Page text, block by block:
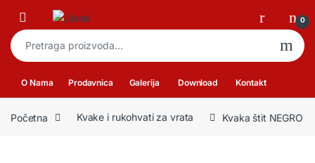
Skip to navigation
Skip to content
Open 0
Pretraga za:
O Nama Prodavnica Galerija Download Kontakt
Početna Kvake i rukohvati za vrata Kvaka štit NEGRO